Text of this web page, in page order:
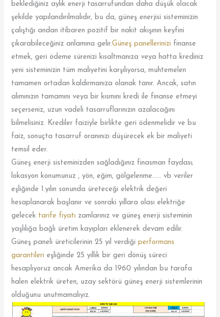
beklediğiniz aylık enerji tasarrufundan daha düşük olacak
şekilde yapılandırılmalıdır, bu da, güneş enerjisi sisteminizin
çalıştığı andan itibaren pozitif bir nakit akışının keyfini
çıkarabileceğiniz anlamına gelir.Güneş panellerinizi finanse
etmek, geri ödeme sürenizi kısaltmanıza veya hatta krediniz
yeni sisteminizin tüm maliyetini karşılıyorsa, muhtemelen
tamamen ortadan kaldırmanıza olanak tanır. Ancak, satın
alımınızın tamamını veya bir kısmını kredi ile finanse etmeyi
seçerseniz, uzun vadeli tasarruflarınızın azalacağını
bilmelisiniz. Krediler faiziyle birlikte geri ödenmelidir ve bu
faiz, sonuçta tasarruf oranınızı düşürecek ek bir maliyeti
temsil eder.
Güneş enerji sisteminizden sağladığınız finasman faydası;
lokasyon konumunuz , yön, eğim, gölgelenme…… vb veriler
eşliğinde 1.yılın sonunda üreteceği elektrik değeri
hesaplanarak başlanır ve sonraki yıllara olası elektriğe
gelecek tarife fiyatı zamlarınız ve güneş enerji sisteminin
yaşlılığa bağlı üretim kayıpları eklenerek devam edilir.
Güneş paneli üreticilerinin 25 yıl verdiğiperformans
garantileri eşliğinde 25 yıllık bir geri dönüş süreci
hesaplıyoruz ancak Amerika da 1960 yılından bu tarafa
halen elektrik üreten, uzay sektörü güneş enerji sistemlerinin
olduğunu unutmamalıyız.